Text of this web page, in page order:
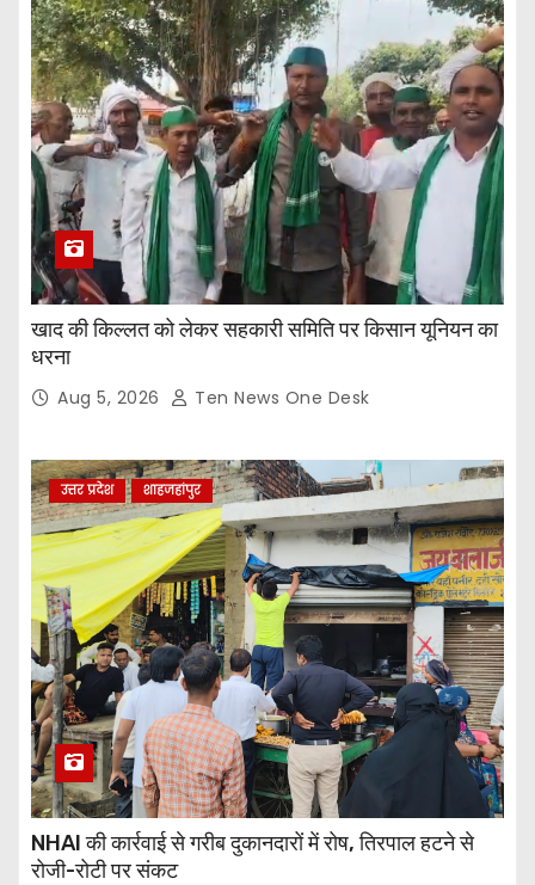
खाद की किल्लत को लेकर सहकारी समिति पर किसान यूनियन का
धरना
Aug 5, 2026 Ten News One Desk
उत्तर प्रदेश शाहजहांपुर
NHAI की कार्रवाई से गरीब दुकानदारों में रोष, तिरपाल हटने से
रोजी-रोटी पर संकट